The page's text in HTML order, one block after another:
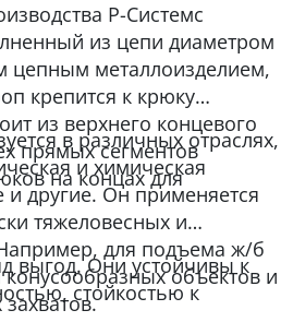
Р-Системс
из цепи диаметром
цепным металлоизделием,
крепится к крюку
из верхнего концевого
прямых сегментов
на концах для
в различных отраслях,
и химическая
другие. Он применяется
тяжеловесных и
для подъема ж/б
объектов и
выгод. Они устойчивы к
стойкостью к